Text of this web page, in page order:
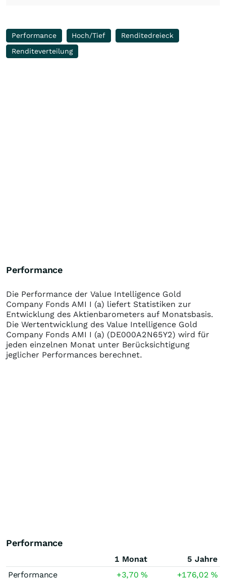
Performance Hoch/Tief
Renditedreieck
Renditeverteilung
Performance
Die Performance der Value Intelligence Gold
Company Fonds AMI I (a) liefert Statistiken zur
Entwicklung des Aktienbarometers auf Monatsbasis.
Die Wertentwicklung des Value Intelligence Gold
Company Fonds AMI I (a) (DE000A2N65Y2) wird für
jeden einzelnen Monat unter Berücksichtigung
jeglicher Performances berechnet.
Performance
1 Monat
5 Jahre
Performance
+3,70% +176,02%